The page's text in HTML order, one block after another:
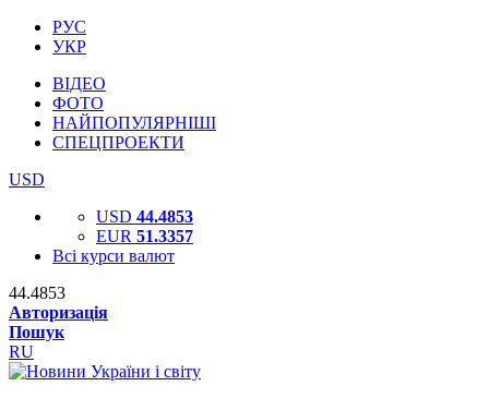
РУС
УКР
ВІДЕО
ФОТО
НАЙПОПУЛЯРНІШІ
СПЕЦПРОЕКТИ
USD
USD 44.4853
EUR 51.3357
Всі курси валют
44.4853
Авторизація
Пошук
RU